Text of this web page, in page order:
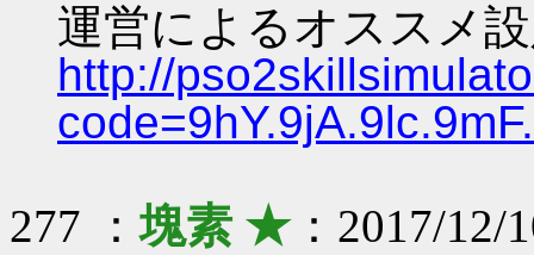
運営によるオススメ
http://
277 ：塊素 ★：2017/12/